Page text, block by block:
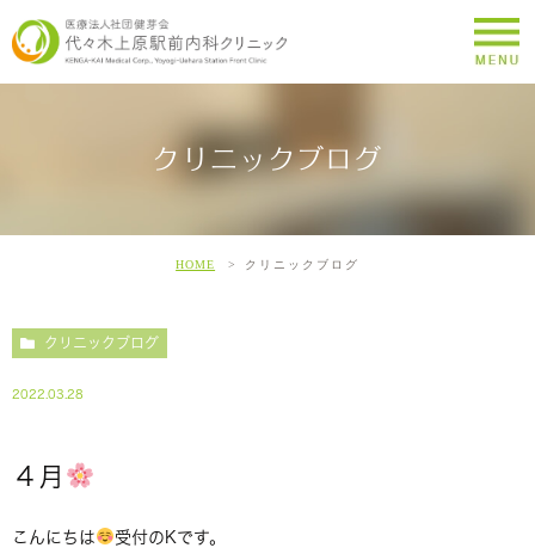
クリニックブログ
HOME クリニックブログ
クリニックブログ
2022.03.28
４月
こんにちは 受付のKです。